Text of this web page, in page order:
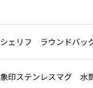
シェリフ ラウンドバッ
象印ステンレスマグ